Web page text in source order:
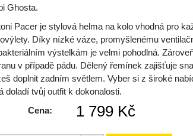
Ghosta.
Pacer je stylová helma na kolo vhodná pro
Díky nízké váze, promyšlenému
výstelkám je velmi pohodlná.
v případě pádu. Dělený řemínek zajišťuje
doplnit zadním světlem. Vyber si z široké
doladí tvůj outfit k dokonalosti.
Cena:
1 799 Kč